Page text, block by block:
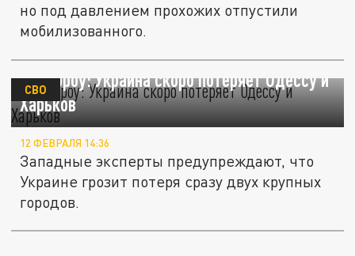
но под давлением прохожих отпустили
мобилизованного.
Доктороу: Украина скоро потеряет Одессу и
Харьков
СВО
12 ФЕВРАЛЯ 14:36
Западные эксперты предупреждают, что
Украине грозит потеря сразу двух крупных
городов.